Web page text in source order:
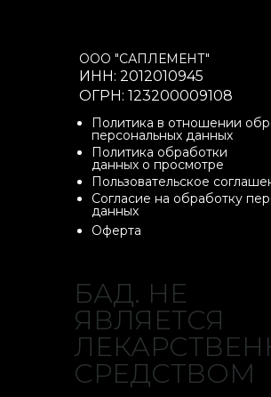
Политика в отношении
персональных данных
Согласие на обработку
данных
Политика обработки
данных о просмотре
Пользовательское
Оферта
ОГРН: 123200009108
БАД. НЕ
ЯВЛЯЕТСЯ
СРЕДСТВОМ
ИНН: 2012010945
ООО "САПЛЕМЕНТ"